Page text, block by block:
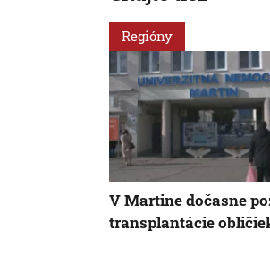
Regióny
V Martine dočasne
transplantácie